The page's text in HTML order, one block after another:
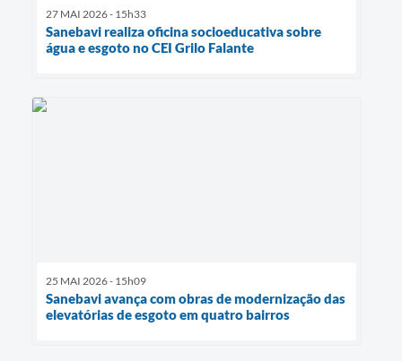
27 MAI 2026 - 15h33
Sanebavi realiza oficina socioeducativa sobre
água e esgoto no CEI Grilo Falante
25 MAI 2026 - 15h09
Sanebavi avança com obras de modernização das
elevatórias de esgoto em quatro bairros